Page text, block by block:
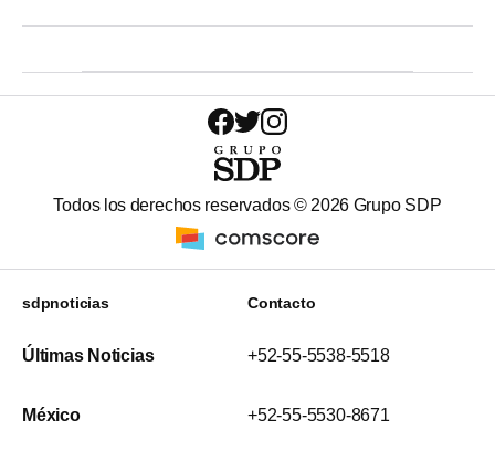
Todos los derechos reservados © 2026 Grupo SDP
sdpnoticias
Últimas Noticias
México
Contacto
+52-55-5538-5518
+52-55-5530-8671